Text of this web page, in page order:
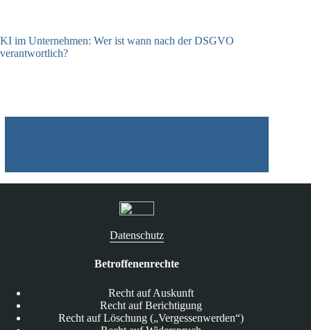
KI im Unternehmen: Wer ist wann nach der DSGVO
verantwortlich?
Datenschutz
Betroffenenrechte
Recht auf Auskunft
Recht auf Berichtigung
Recht auf Löschung („Vergessenwerden“)